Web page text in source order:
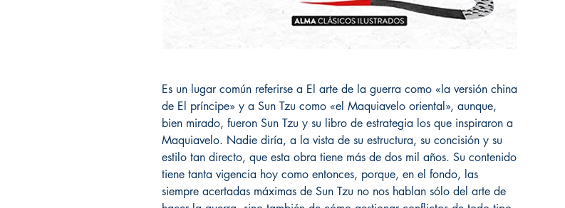
Es un lugar común referirse a El arte de la guerra como «la versión china
de El príncipe» y a Sun Tzu como «el Maquiavelo oriental», aunque,
bien mirado, fueron Sun Tzu y su libro de estrategia los que inspiraron a
Maquiavelo. Nadie diría, a la vista de su estructura, su concisión y su
estilo tan directo, que esta obra tiene más de dos mil años. Su contenido
tiene tanta vigencia hoy como entonces, porque, en el fondo, las
siempre acertadas máximas de Sun Tzu no nos hablan sólo del arte de